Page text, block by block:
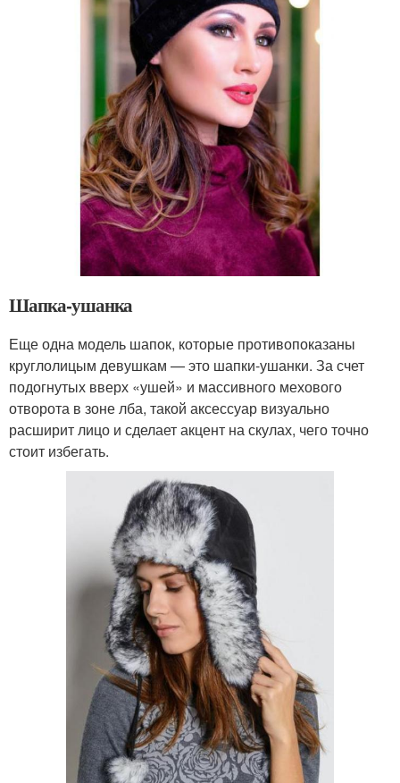
Шапка-ушанка
Еще одна модель шапок, которые противопоказаны
круглолицым девушкам — это шапки-ушанки. За счет
подогнутых вверх «ушей» и массивного мехового
отворота в зоне лба, такой аксессуар визуально
расширит лицо и сделает акцент на скулах, чего точно
стоит избегать.